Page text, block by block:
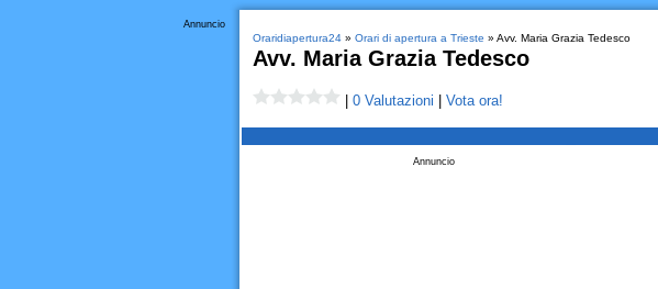
Annuncio
Oraridiapertura24» Orari di apertura a Trieste » Avv. Maria Grazia Tedesco
Avv. Maria Grazia Tedesco
0 Valutazioni Vota ora!
Annuncio